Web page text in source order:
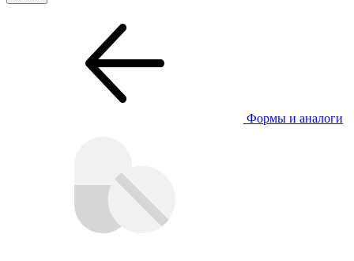
Формы и аналоги